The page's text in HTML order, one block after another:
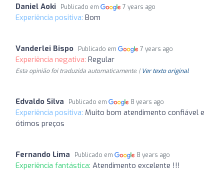
Daniel Aoki Publicado em 7 years ago
Experiência positiva: Bom
Vanderlei Bispo Publicado em 7 years ago
Experiência negativa: Regular
Esta opinião foi traduzida automaticamente. | Ver texto original
Edvaldo Silva Publicado em 8 years ago
Experiência positiva: Muito bom atendimento confiável e
ótimos preços
Fernando Lima Publicado em 8 years ago
Experiência fantástica: Atendimento excelente !!!